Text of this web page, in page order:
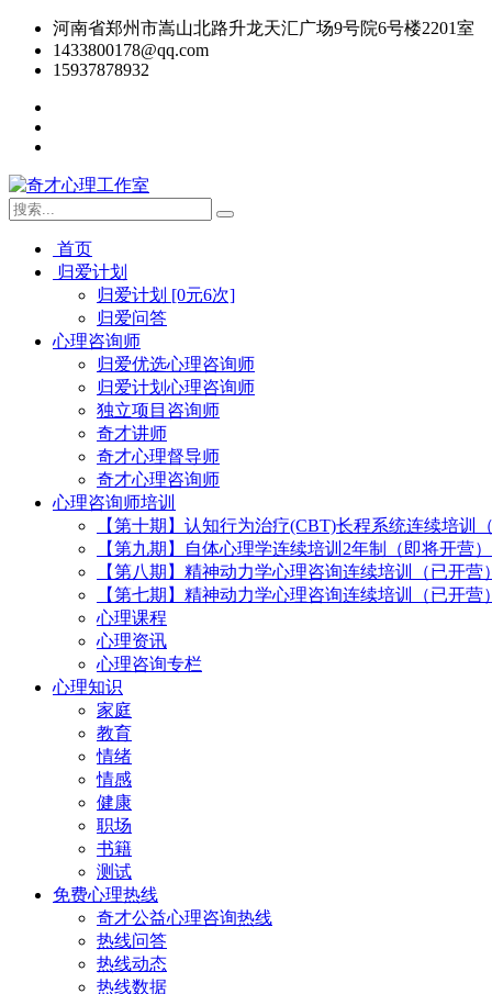
河南省郑州市嵩山北路升龙天汇广场9号院6号楼2201室
1433800178@qq.com
15937878932
首页
归爱计划
归爱计划 [0元6次]
归爱问答
心理咨询师
归爱优选心理咨询师
归爱计划心理咨询师
独立项目咨询师
奇才讲师
奇才心理督导师
奇才心理咨询师
心理咨询师培训
【第十期】认知行为治疗(CBT)长程系统连续培训
【第九期】自体心理学连续培训2年制（即将开营）
【第八期】精神动力学心理咨询连续培训（已开营）
【第七期】精神动力学心理咨询连续培训（已开营）
心理课程
心理资讯
心理咨询专栏
心理知识
家庭
教育
情绪
情感
健康
职场
书籍
测试
免费心理热线
奇才公益心理咨询热线
热线问答
热线动态
热线数据